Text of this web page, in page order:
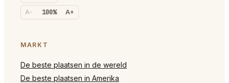
A- 100% A+
MARKT
De beste plaatsen in de wereld
De beste plaatsen in Amerika